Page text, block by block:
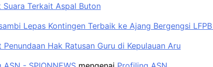
Terkait Aspal Buton
Lepas Kontingen Terbaik ke Ajang Bergengsi
Hak Ratusan Guru di Kepulauan Aru